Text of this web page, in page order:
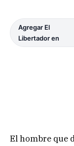
Agregar El
Libertador en
El hombre que